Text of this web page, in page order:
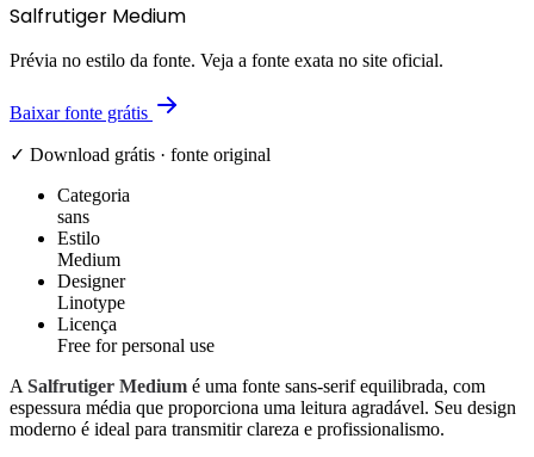
Salfrutiger Medium
Prévia no estilo da fonte. Veja a fonte exata no site oficial.
Baixar fonte grátis
✓ Download grátis · fonte original
Categoria
sans
Estilo
Medium
Designer
Linotype
Licença
Free for personal use
A Salfrutiger Medium é uma fonte sans-serif equilibrada, com
espessura média que proporciona uma leitura agradável. Seu design
moderno é ideal para transmitir clareza e profissionalismo.